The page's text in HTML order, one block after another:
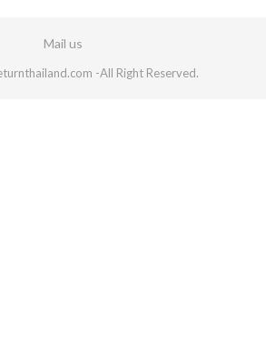
Mail us
-All Right Reserved.